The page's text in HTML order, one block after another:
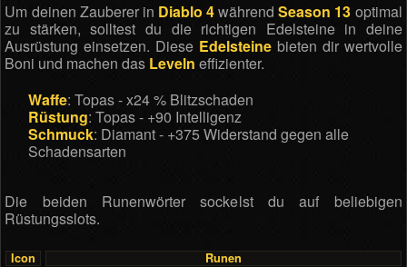
Um deinen Zauberer in Diablo 4währendSeason 13 optimal
zu stärken, solltest du die richtigen Edelsteine in deine
Ausrüstung einsetzen. Diese Edelsteine bieten dir wertvolle
Boni und machen das Leveln effizienter.
Waffe: Topas - x24 % Blitzschaden
Rüstung: Topas - +90 Intelligenz
Schmuck: Diamant - +375 Widerstand gegen alle
Schadensarten
Die beiden Runenwörter sockelst du auf beliebigen
Rüstungsslots.
Icon
Runen